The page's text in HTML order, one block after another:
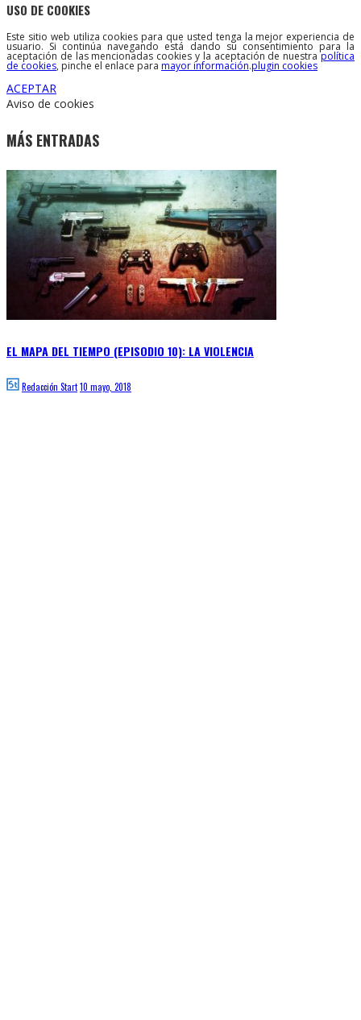
USO DE COOKIES
Este sitio web utiliza cookies para que usted tenga la mejor experiencia de
usuario. Si continúa navegando está dando su consentimiento para la
aceptación de las mencionadas cookies y la aceptación de nuestrapolítica
de cookies, pinche el enlace para mayor información.plugin cookies
ACEPTAR
Aviso de cookies
MÁS ENTRADAS
EL MAPA DEL TIEMPO (EPISODIO 10): LA VIOLENCIA
Redacción Start10 mayo, 2018